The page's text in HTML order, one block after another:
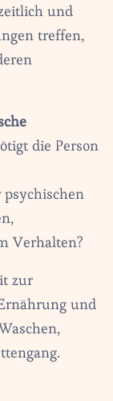
und
treffen,
die Person
Verhalten?‍
zur
und